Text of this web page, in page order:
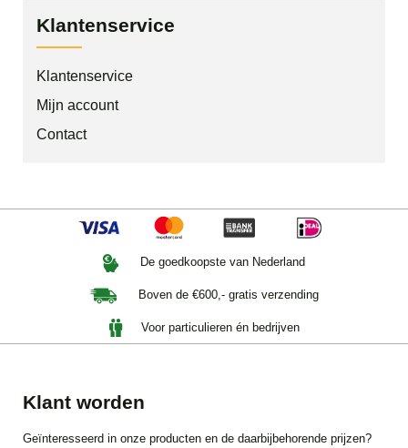
Klantenservice
Klantenservice
Mijn account
Contact
De goedkoopste van Nederland
Boven de €600,- gratis verzending
Voor particulieren én bedrijven
Klant worden
Geïnteresseerd in onze producten en de daarbijbehorende prijzen?